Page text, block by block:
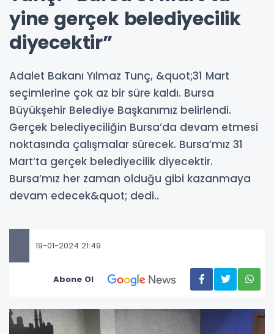
yine gerçek belediyecilik
diyecektir”
Adalet Bakanı Yılmaz Tunç, &quot;31 Mart
seçimlerine çok az bir süre kaldı. Bursa
Büyükşehir Belediye Başkanımız belirlendi.
Gerçek belediyeciliğin Bursa’da devam etmesi
noktasında çalışmalar sürecek. Bursa’mız 31
Mart’ta gerçek belediyecilik diyecektir.
Bursa’mız her zaman olduğu gibi kazanmaya
devam edecek&quot; dedi..
19-01-2024 21:49
Abone Ol